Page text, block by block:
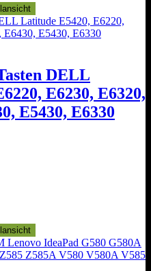
DELL
E6230, E6320,
E5430, E6330